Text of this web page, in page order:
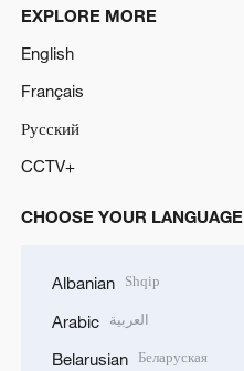
EXPLORE MORE
English
Français
Русский
CCTV+
CHOOSE YOUR LANGUAGE
Albanian Shqip
Arabic العربية
Belarusian Беларуская